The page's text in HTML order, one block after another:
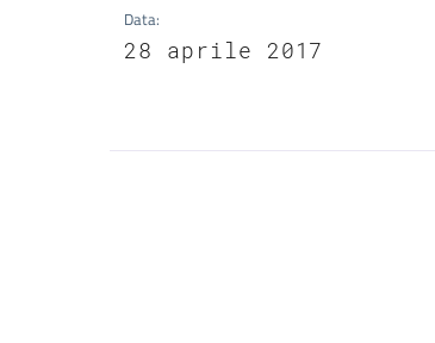
Data:
28 aprile 2017